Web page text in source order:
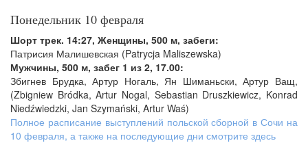
Понедельник 10 февраля
Шорт трек. 14:27, Женщины, 500 м, забеги:
Патрисия Малишевская (Patrycja Maliszewska)
Мужчины, 500 м, забег 1 из 2, 17.00:
Збигнев Брудка, Артур Ногаль, Ян Шиманьски, Артур Ващ,
(Zbigniew Bródka, Artur Nogal, Sebastian Druszkiewicz, Konrad
Niedźwiedzki, Jan Szymański, Artur Waś)
Полное расписание выступлений польской сборной в Сочи на
10 февраля, а также на последующие дни смотрите здесь